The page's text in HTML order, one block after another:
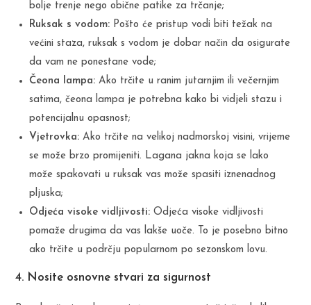
bolje trenje nego obične patike za trčanje;
Ruksak s vodom: Pošto će pristup vodi biti težak na
većini staza, ruksak s vodom je dobar način da osigurate
da vam ne ponestane vode;
Čeona lampa: Ako trčite u ranim jutarnjim ili večernjim
satima, čeona lampa je potrebna kako bi vidjeli stazu i
potencijalnu opasnost;
Vjetrovka: Ako trčite na velikoj nadmorskoj visini, vrijeme
se može brzo promijeniti. Lagana jakna koja se lako
može spakovati u ruksak vas može spasiti iznenadnog
pljuska;
Odjeća visoke vidljivosti: Odjeća visoke vidljivosti
pomaže drugima da vas lakše uoče. To je posebno bitno
ako trčite u podrčju popularnom po sezonskom lovu.
4. Nosite osnovne stvari za sigurnost